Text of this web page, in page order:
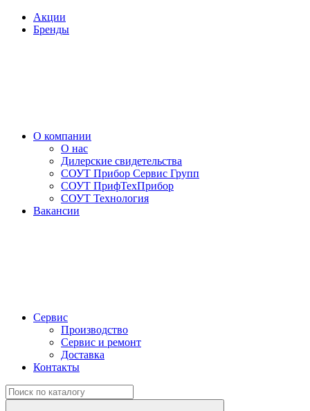
Акции
Бренды
О компании
О нас
Дилерские свидетельства
СОУТ Прибор Сервис Групп
СОУТ ПрифТехПрибор
СОУТ Технология
Вакансии
Сервис
Производство
Сервис и ремонт
Доставка
Контакты